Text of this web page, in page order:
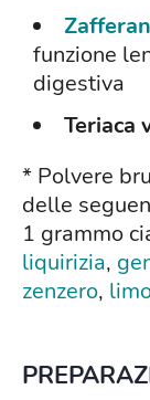
funzione
digestiva
Teriaca
* Polvere
delle
1 grammo
liquirizia,
zenzero,